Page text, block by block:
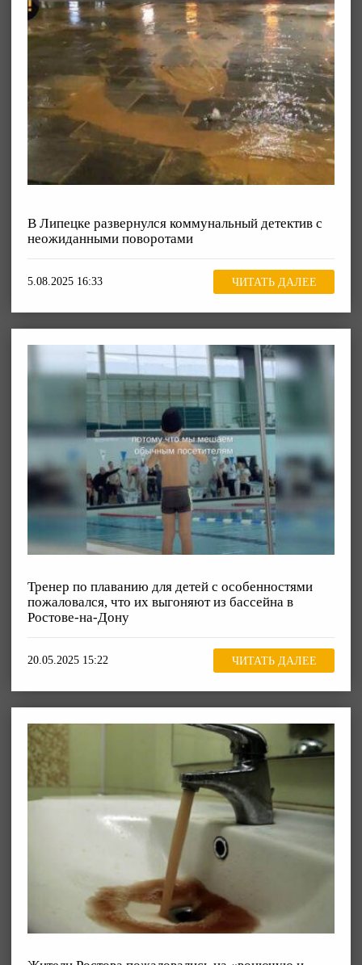
В Липецке развернулся коммунальный детектив с
неожиданными поворотами
5.08.2025 16:33 ЧИТАТЬ ДАЛЕЕ
Тренер по плаванию для детей с особенностями
пожаловался, что их выгоняют из бассейна в
Ростове-на-Дону
20.05.2025 15:22 ЧИТАТЬ ДАЛЕЕ